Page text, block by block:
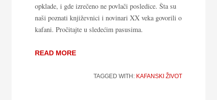
opklade, i gde izrečeno ne povlači posledice. Šta su
naši poznati književnici i novinari XX veka govorili o
kafani. Pročitajte u sledećim pasusima.
READ MORE
TAGGED WITH: KAFANSKI ŽIVOT